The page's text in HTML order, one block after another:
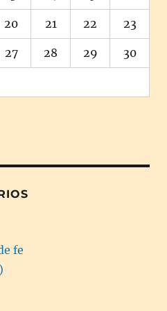
20 21 22 23
27 28 29 30
fe